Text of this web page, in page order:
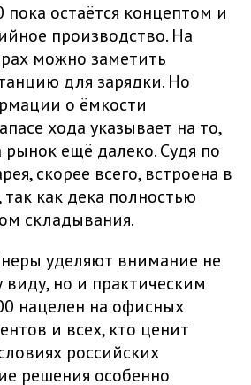
остаётся концептом и
производство. На
можно заметить
для зарядки. Но
о ёмкости
хода указывает на то,
ещё далеко. Судя по
скорее всего, встроена в
как дека полностью
складывания.
уделяют внимание не
но и практическим
нацелен на офисных
и всех, кто ценит
российских
решения особенно